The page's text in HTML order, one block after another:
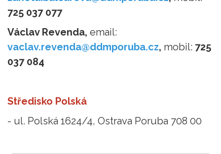
725 037 077
Václav Revenda, email:
vaclav.revenda@ddmporuba.cz, mobil: 725
037 084
Středisko Polská
- ul. Polská 1624/4, Ostrava Poruba 708 00